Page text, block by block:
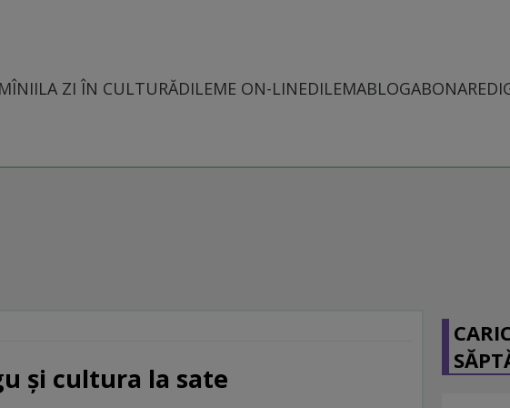
LA ZI ÎN CULTURĂDILEME ON-LINEDILEMABLOGABONARE
şi cultura la sate